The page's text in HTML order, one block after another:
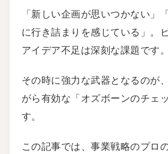
「新しい企画が思いつかない」
に行き詰まりを感じている」。
アイデア不足は深刻な課題です。
その時に強力な武器となるのが
がら有効な「オズボーンのチェ
す。
この記事では、事業戦略のプロ